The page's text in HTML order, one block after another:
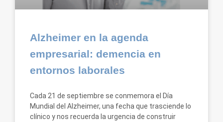
Alzheimer en la agenda
empresarial: demencia en
entornos laborales
Cada 21 de septiembre se conmemora el Día
Mundial del Alzheimer, una fecha que trasciende lo
clínico y nos recuerda la urgencia de construir